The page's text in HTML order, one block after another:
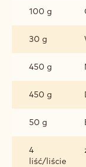
100 g
30 g
450 g
450 g
50 g
4
liść/liście